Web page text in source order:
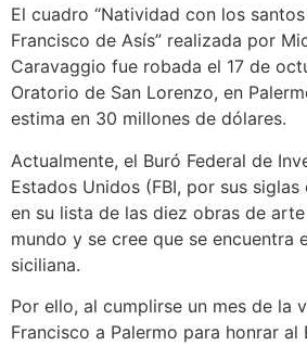
El cuadro “Natividad con los
Francisco de Asís” realizada por
Caravaggio fue robada el 17 de
Oratorio de San Lorenzo, en
estima en 30 millones de dólares.
Actualmente, el Buró Federal de
Estados Unidos (FBI, por sus
en su lista de las diez obras de
mundo y se cree que se encuentra
siciliana.
Por ello, al cumplirse un mes de la
Francisco a Palermo para honrar al